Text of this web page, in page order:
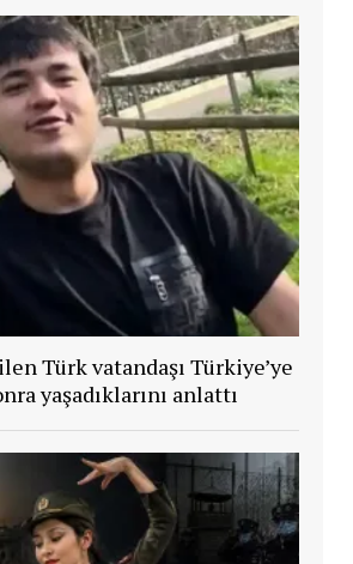
Türk vatandaşı Türkiye’ye
yaşadıklarını anlattı